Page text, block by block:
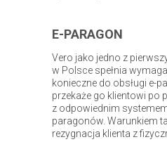
E-PARAGON
Vero jako jedno z
w Polsce spełnia
konieczne do obsługi e-
przekaże go klientowi po
z odpowiednim
paragonów. Warunkiem
rezygnacja klienta z